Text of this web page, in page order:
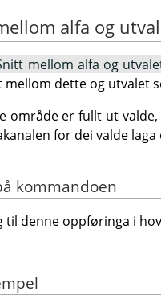
alfa og
mellom alfa og
mellom dette og utvalet
område er fullt ut
for dei valde
kommandoen
til denne oppføringa i